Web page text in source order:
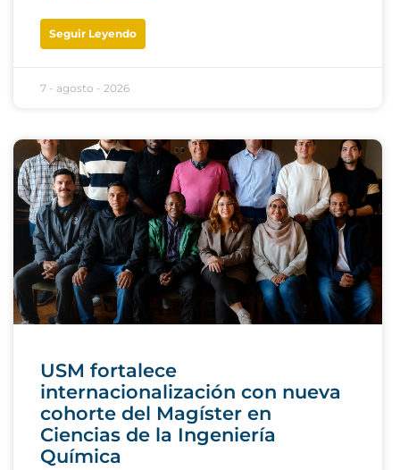
Seguir Leyendo
7 - agosto - 2026
USM fortalece
internacionalización con nueva
cohorte del Magíster en
Ciencias de la Ingeniería
Química